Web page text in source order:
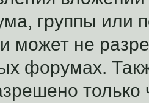
группы или
может не
форумах.